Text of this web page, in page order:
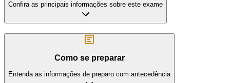
Confira as principais informações sobre este exame
Como se preparar
Entenda as informações de preparo com antecedência